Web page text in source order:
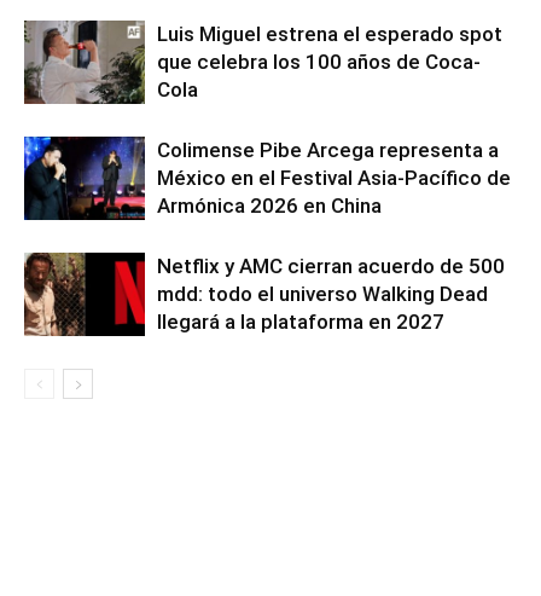
Luis Miguel estrena el esperado spot
que celebra los 100 años de Coca-
Cola
Colimense Pibe Arcega representa a
México en el Festival Asia-Pacífico de
Armónica 2026 en China
Netflix y AMC cierran acuerdo de 500
mdd: todo el universo Walking Dead
llegará a la plataforma en 2027